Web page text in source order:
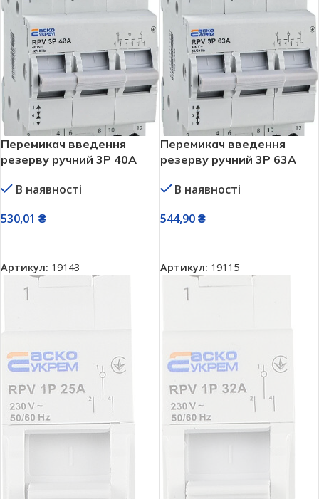
Перемикач введення
резерву ручний 3P 40A
A0010220010
В наявності
530,01 ₴
Артикул: 19143
Перемикач введення
резерву ручний 3P 63A
A0010220011
В наявності
544,90₴
Артикул: 19115